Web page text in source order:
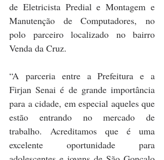
de Eletricista Predial e Montagem e
Manutenção de Computadores, no
polo parceiro localizado no bairro
Venda da Cruz.
“A parceria entre a Prefeitura e a
Firjan Senai é de grande importância
para a cidade, em especial aqueles que
estão entrando no mercado de
trabalho. Acreditamos que é uma
excelente oportunidade para